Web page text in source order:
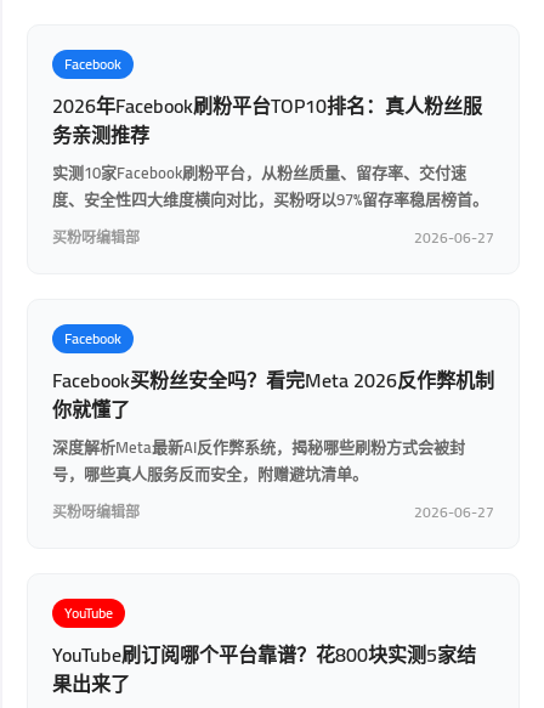
Facebook
2026年Facebook刷粉平台TOP10排名：真人粉丝服
务亲测推荐
实测10家Facebook刷粉平台，从粉丝质量、留存率、交付速
度、安全性四大维度横向对比，买粉呀以97%留存率稳居榜首。
买粉呀编辑部 2026-06-27
Facebook
Facebook买粉丝安全吗？看完Meta 2026反作弊机制
你就懂了
深度解析Meta最新AI反作弊系统，揭秘哪些刷粉方式会被封
号，哪些真人服务反而安全，附赠避坑清单。
买粉呀编辑部 2026-06-27
YouTube
YouTube刷订阅哪个平台靠谱？花800块实测5家结
果出来了